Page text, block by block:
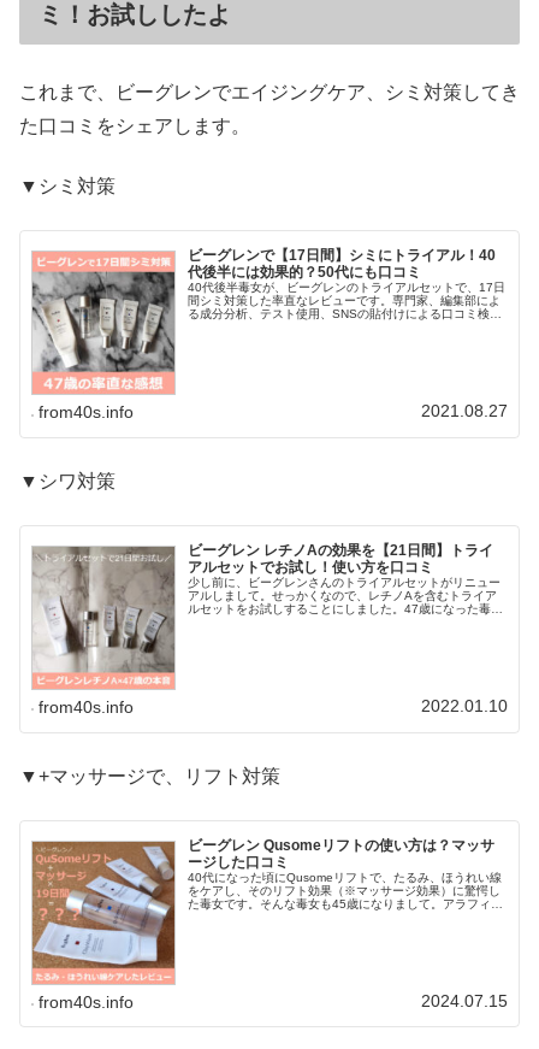
ミ！お試ししたよ
これまで、ビーグレンでエイジングケア、シミ対策してき
た口コミをシェアします。
▼シミ対策
ビーグレンで【17日間】シミにトライアル！40
代後半には効果的？50代にも口コミ
40代後半毒女が、ビーグレンのトライアルセットで、17日
間シミ対策した率直なレビューです。専門家、編集部によ
る成分分析、テスト使用、SNSの貼付けによる口コミ検
from40s.info 2021.08.27
▼シワ対策
ビーグレン レチノAの効果を【21日間】トライ
アルセットでお試し！使い方を口コミ
少し前に、ビーグレンさんのトライアルセットがリニュー
アルしまして。せっかくなので、レチノAを含むトライア
ルセットをお試しすることにしました。47歳になった毒女
from40s.info 2022.01.10
▼+マッサージで、リフト対策
ビーグレン Qusomeリフトの使い方は？マッサ
ージした口コミ
40代になった頃にQusomeリフトで、たるみ、ほうれい線
をケアし、そのリフト効果（※マッサージ効果）に驚愕し
た毒女です。そんな毒女も45歳になりまして。アラフィフ
from40s.info 2024.07.15